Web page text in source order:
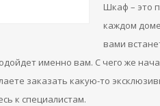
Шкаф – это
каждом
вами
именно вам. С чего же
заказать какую-то
к специалистам.